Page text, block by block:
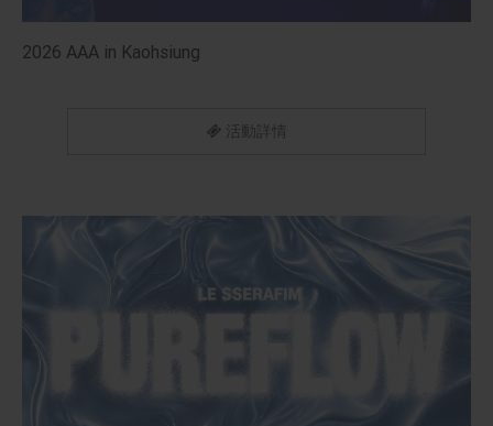
2026 AAA in Kaohsiung
活動詳情